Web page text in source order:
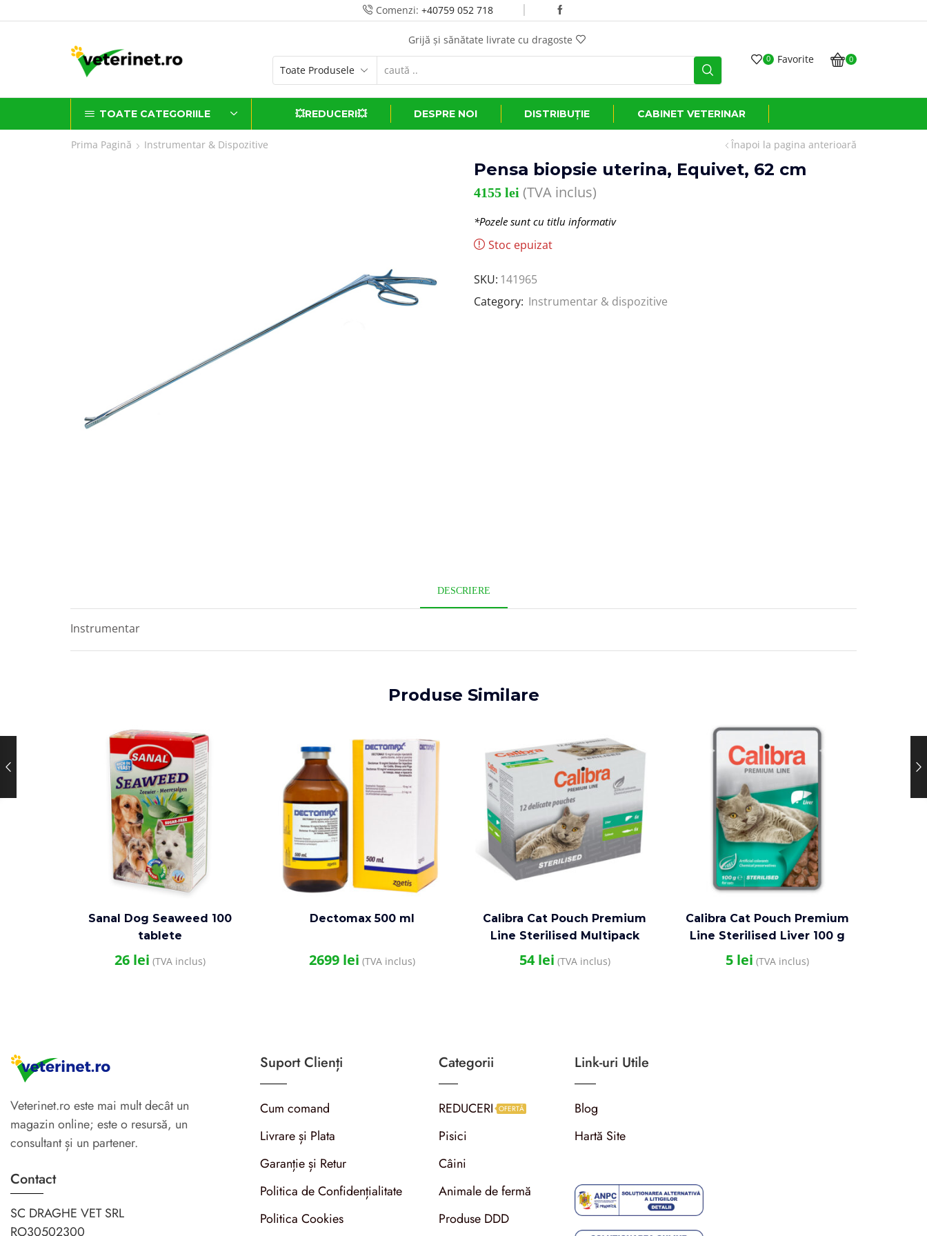
Comenzi: +40759 052 718
Grijă și sănătate livrate cu dragoste
0 Favorite 0
TOATE CATEGORIILE 💥REDUCERI💥 DESPRE NOI DISTRIBUȚIE CABINET VETERINAR
Prima Pagină Instrumentar & Dispozitive Înapoi la pagina anterioară
Pensa biopsie uterina, Equivet, 62 cm
4155 lei (TVA inclus)
*Pozele sunt cu titlu informativ
Stoc epuizat
SKU: 141965
Category: Instrumentar & dispozitive
DESCRIERE
Instrumentar
Produse Similare
Sanal Dog Seaweed 100
tablete
26 lei (TVA inclus)
Dectomax 500 ml
2699 lei (TVA inclus)
Calibra Cat Pouch Premium
Line Sterilised Multipack
12X100 g
54lei (TVA inclus)
Calibra Cat Pouch Premium
Line Sterilised Liver 100 g
5 lei (TVA inclus)
Veterinet.ro este mai mult decât un
magazin online; este o resursă, un
consultant și un partener.
Contact
SC DRAGHE VET SRL
RO30502300
Suport Clienți
Cum comand
Livrare și Plata
Garanție și Retur
Politica de Confidențialitate
Politica Cookies
Categorii
REDUCERI OFERTĂ
Pisici
Câini
Animale de fermă
Produse DDD
Link-uri Utile
Blog
Hartă Site